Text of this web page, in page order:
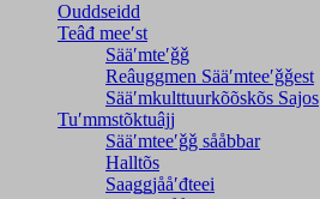
Ouddseidd
Teâđ meeʹst
Sääʹmteʹǧǧ
Reâuggmen Sääʹmteeʹǧǧest
Sääʹmkulttuurkõõskõs Sajos
Tuʹmmstõktuâjj
Sääʹmteeʹǧǧ sååbbar
Halltõs
Saaǥǥjååʹđteei